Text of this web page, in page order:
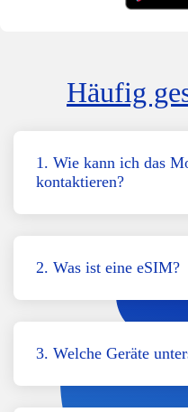
Häufig
1. Wie kann ich das
kontaktieren?
2. Was ist eine eSIM?
3. Welche Geräte